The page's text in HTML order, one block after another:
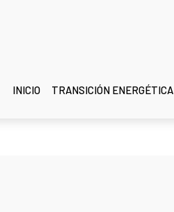
INICIO TRANSICIÓN ENERGÉTICA